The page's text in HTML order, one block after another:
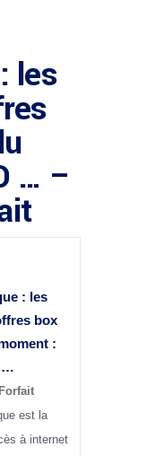
les
… –
: les
box
:
…
est la
à internet